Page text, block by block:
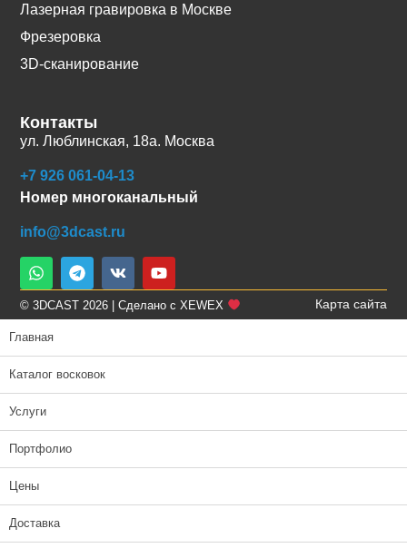
Лазерная гравировка в Москве
Фрезеровка
3D-сканирование
Контакты
ул. Люблинская, 18а. Москва
+7 926 061-04-13
Номер многоканальный
info@3dcast.ru
© 3DCAST 2026 | Сделано с XEWEX Карта сайта
Главная
Каталог восковок
Услуги
Портфолио
Цены
Доставка